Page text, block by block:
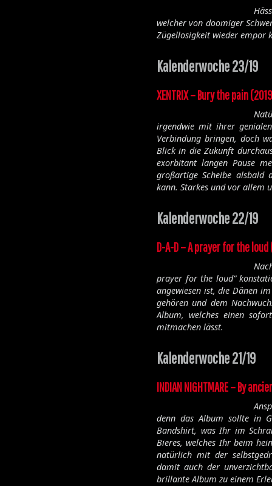
welcher von doomiger
Zügellosigkeit wieder empor
Kalenderwoche 23/19
XENTRIX – Bury the pain
irgendwie mit ihrer
Verbindung bringen, doch
Blick in die Zukunft
exorbitant langen Pause
großartige Scheibe alsbald
kann. Starkes und vor allem
Kalenderwoche 22/19
D-A-D – A prayer for the loud
prayer for the loud“
angewiesen ist, die Dänen
gehören und dem
Album, welches einen
mitmachen lässt.
Kalenderwoche 21/19
INDIAN NIGHTMARE – By
denn das Album sollte in
Bandshirt, was Ihr im
Bieres, welches Ihr beim
natürlich mit der
damit auch der
brillante Album zu einem